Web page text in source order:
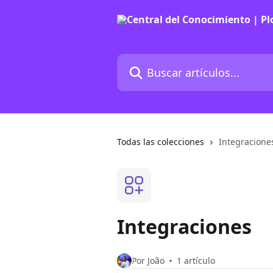
Buscar artículos...
Todas las colecciones
Integraciones
Por João 1 artículo